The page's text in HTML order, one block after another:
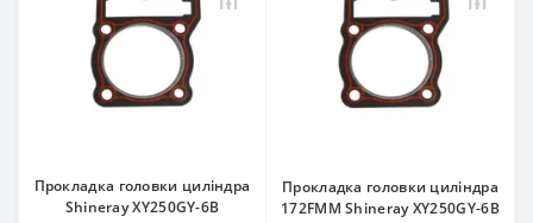
Прокладка головки циліндра
Shineray XY250GY-6B
Прокладка головки циліндра
172FMM Shineray XY250GY-6B